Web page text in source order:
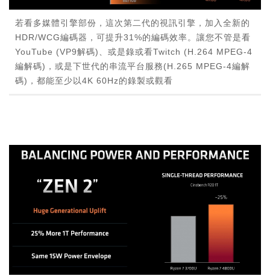
若看多媒體引擎部份，這次第二代的視訊引擎，加入全新的
HDR/WCG編碼器，可提升31%的編碼效率。讓您不管是看
YouTube (VP9解碼)、或是錄或看Twitch (H.264 MPEG-4
編解碼)，或是下世代的串流平台服務(H.265 MPEG-4編解
碼)，都能至少以4K 60Hz的錄製或觀看